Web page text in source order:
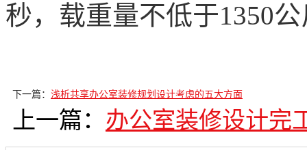
秒，载重量不低于1350
下一篇： 浅析共享办公室装修规划设计考虑的五大方面
上一篇： 办公室装修设计完